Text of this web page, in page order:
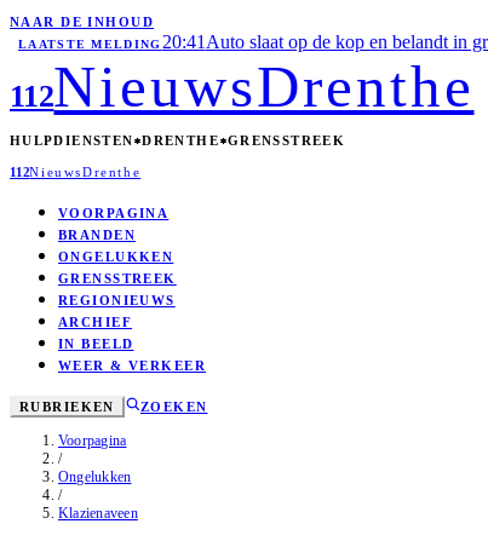
NAAR DE INHOUD
LAATSTE MELDING 20:41 Auto slaat op de kop en belandt in
112NieuwsDrenthe
HULPDIENSTEN DRENTHE GRENSSTREEK
112NieuwsDrenthe
VOORPAGINA
BRANDEN
ONGELUKKEN
GRENSSTREEK
REGIONIEUWS
ARCHIEF
IN BEELD
WEER & VERKEER
RUBRIEKEN ZOEKEN
Voorpagina
/
Ongelukken
/
Klazienaveen